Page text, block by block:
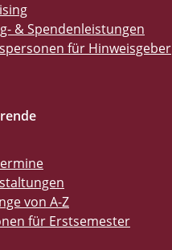
& Spendenleistungen
für Hinweisgeber
von A-Z
für Erstsemester